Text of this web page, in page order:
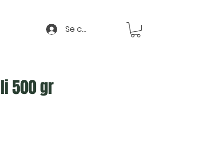
Se connecter
500 gr